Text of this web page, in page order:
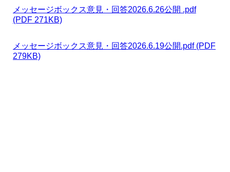
メッセージボックス意見・回答2026.6.26公開 .pdf
(PDF 271KB)
メッセージボックス意見・回答2026.6.19公開.pdf (PDF
279KB)